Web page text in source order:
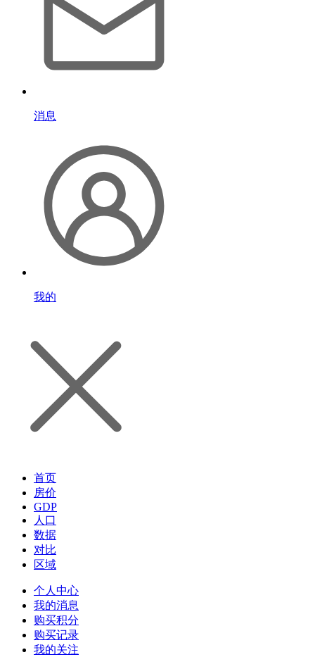
消息
我的
首页
房价
GDP
人口
数据
对比
区域
个人中心
我的消息
购买积分
购买记录
我的关注